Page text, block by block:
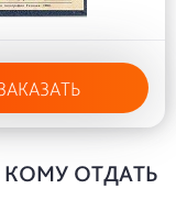
ОТДАТЬ